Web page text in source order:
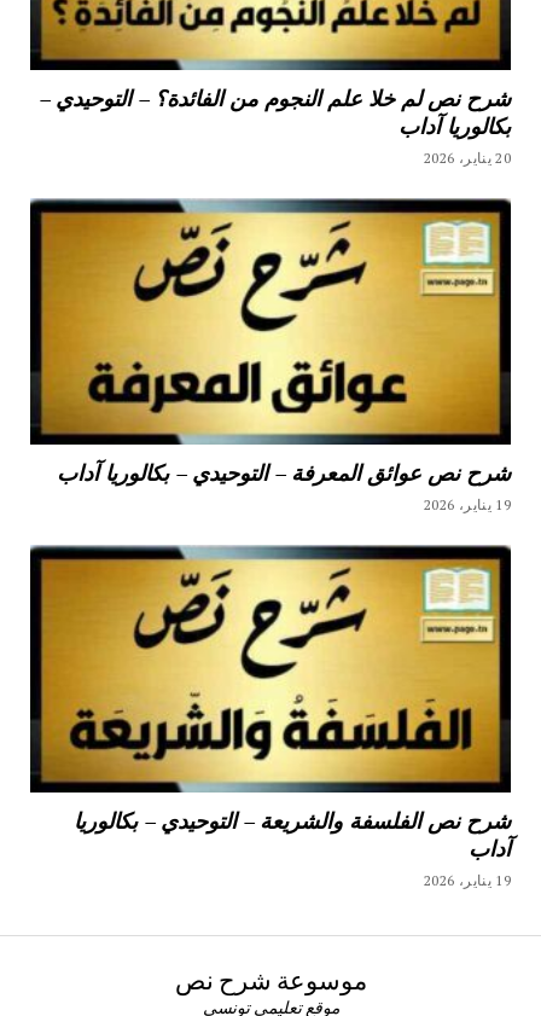
شرح نص لم خلا علم النجوم من الفائدة؟ – التوحيدي –
بكالوريا آداب
20 يناير، 2026
شرح نص عوائق المعرفة – التوحيدي – بكالوريا آداب
19 يناير، 2026
شرح نص الفلسفة والشريعة – التوحيدي – بكالوريا
آداب
19 يناير، 2026
موسوعة شرح نص
موقع تعليمي تونسي